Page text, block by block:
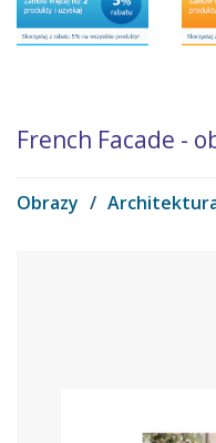
French Facade -
Obrazy /